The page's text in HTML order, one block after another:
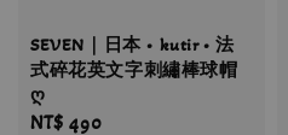
SEVEN｜日本 • kutir • 法
式碎花英文字刺繡棒球帽
ღ
Regular
NT$ 490